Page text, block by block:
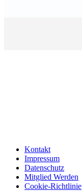
Kontakt
Impressum
Datenschutz
Mitglied Werden
Cookie-Richtlinie